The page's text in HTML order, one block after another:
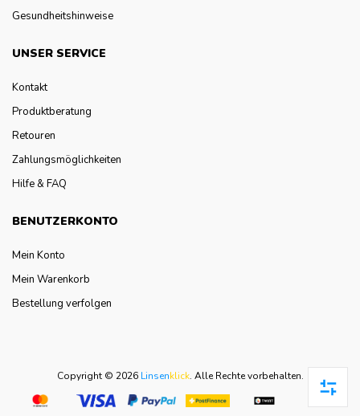
Gesundheitshinweise
UNSER SERVICE
Kontakt
Produktberatung
Retouren
Zahlungsmöglichkeiten
Hilfe & FAQ
BENUTZERKONTO
Mein Konto
Mein Warenkorb
Bestellung verfolgen
Copyright © 2026 Linsenklick. Alle Rechte vorbehalten.